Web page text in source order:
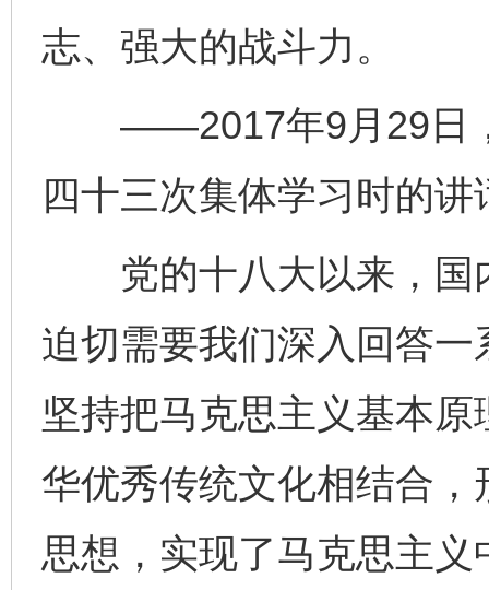
志、强大的战斗力。
——2017年9月29日，
四十三次集体学习时的讲
党的十八大以来，国
迫切需要我们深入回答
坚持把马克思主义基本
华优秀传统文化相结合
思想，实现了马克思主